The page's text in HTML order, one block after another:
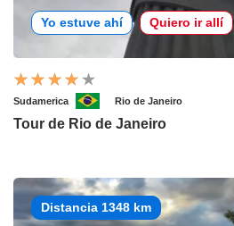
Yo estuve ahí Quiero ir allí
Sudamerica Rio de Janeiro
Tour de Rio de Janeiro
Distancia 1348 km